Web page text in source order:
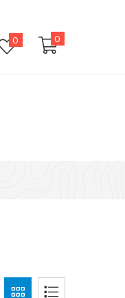
0 0